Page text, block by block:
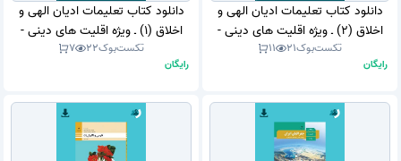
دانلود کتاب تعلیمات ادیان الهی و
اخلاق (2) ـ ویژه اقلیت های دینی -
تکست‌بوک21
11
رایگان
دانلود کتاب تعلیمات ادیان الهی و
اخلاق (1) ـ ویژه اقلیت های دینی -
تکست‌بوک22
7
رایگان